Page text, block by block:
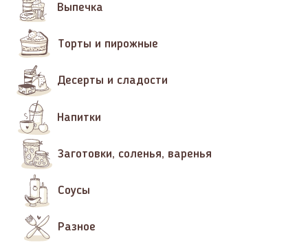
Выпечка
Торты и пирожные
Десерты и сладости
Напитки
Заготовки, соленья, варенья
Соусы
Разное